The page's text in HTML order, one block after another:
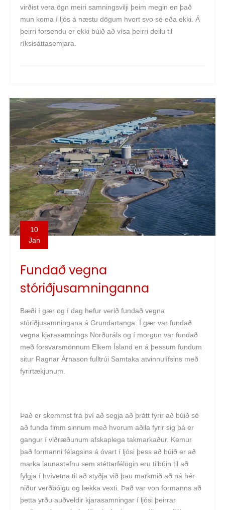
virðist vera ögn meiri samningsvilji þeim megin en það
mun koma í ljós á næstu dögum hvort svo sé eða ekki. Á
þeirri forsendu er ekki búið að vísa þeirri deilu til
ríksisáttasemjara.
10
Jan
Fundað vegna
stóriðjusamninganna
Bæði í gær og í dag hefur verið fundað vegna
stóriðjusamningana á Grundartanga. Í gær var fundað
vegna kjarasamnings Norðuráls og í morgun var fundað
með forsvarsmönnum Elkem Ísland en á þessum fundum
situr Ragnar Árnason fulltrúi Samtaka atvinnulífsins með
fyrirtækjunum.
Það er skemmst frá því að segja að þrátt fyrir að búið sé
að funda fimm sinnum með hvorum aðila fyrir sig þá er
gangur í viðræðunum afskaplega takmarkaður. Kemur
það formanni félagsins á óvart í ljósi þess að búið er að
marka launastefnu sem stéttarfélögin eru tilbúin til að
fylgja í hvívetna til að styðja við þau markmið að ná hér
niður verðbólgu og lækka vexti. Það var von formanns að
þetta yrðu auðveldir kjarasamningar í ljósi þeirrar